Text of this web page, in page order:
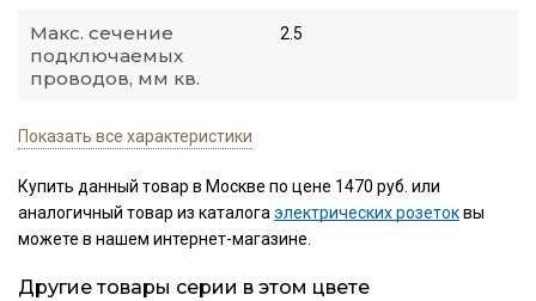
Макс. сечение
подключаемых
проводов, мм кв.
2.5
Показать все характеристики
Купить данный товар в Москве по цене 1470 руб. или
аналогичный товар из каталогаэлектрических розетоквы
можете в нашем интернет-магазине.
Другие товары серии в этом цвете